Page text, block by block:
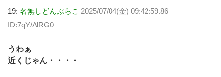
19: 名無しどんぶらこ 2025/07/04(金) 09:42:59.86
ID:7qY/AlRG0
うわぁ
近くじゃん・・・・